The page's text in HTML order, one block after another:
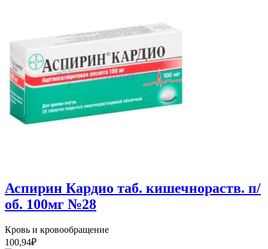
Аспирин Кардио таб. кишечнораств. п/
об. 100мг №28
Кровь и кровообращение
100,94₽